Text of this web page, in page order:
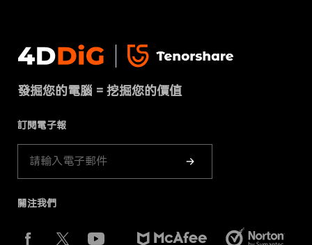
免費線上檔案修復
條款 & 條件
Cookies政策（已更新）
聯絡我們
發掘您的電腦 = 挖掘您的價值
訂閱電子報
關注我們